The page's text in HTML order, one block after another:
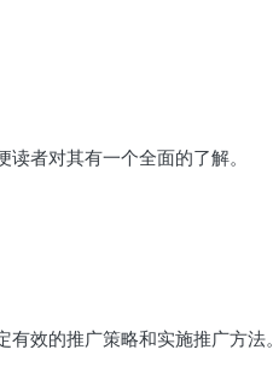
者对其有一个全面的了解。
效的推广策略和实施推广方法。